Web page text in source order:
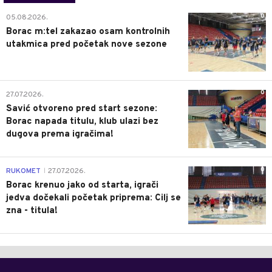
0
05.08.2026.
Borac m:tel zakazao osam kontrolnih
utakmica pred početak nove sezone
0
27.07.2026.
Savić otvoreno pred start sezone:
Borac napada titulu, klub ulazi bez
dugova prema igračima!
0
RUKOMET 27.07.2026.
Borac krenuo jako od starta, igrači
jedva dočekali početak priprema: Cilj se
zna - titula!